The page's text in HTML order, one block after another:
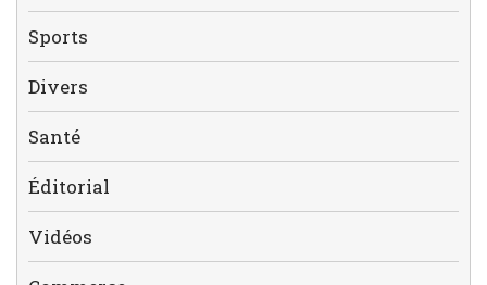
Sports
Divers
Santé
Éditorial
Vidéos